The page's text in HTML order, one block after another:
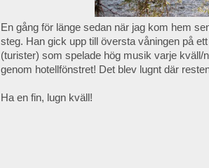
En gång för länge sedan när jag kom hem
steg. Han gick upp till översta våningen på
(turister) som spelade hög musik varje kväll/
genom hotellfönstret! Det blev lugnt där
Ha en fin, lugn kväll!